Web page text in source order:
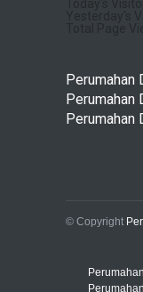
Perumahan
Perumahan
Perumahan
© Copyright